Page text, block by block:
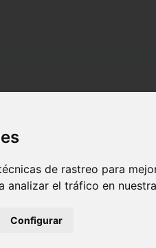
de rastreo para
analizar el tráfico en
Configurar
la
Servicios técnicos,
Fundae. Tres